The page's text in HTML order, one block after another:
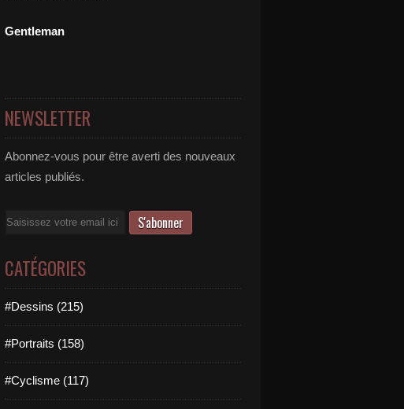
Gentleman
NEWSLETTER
Abonnez-vous pour être averti des nouveaux
articles publiés.
Email
CATÉGORIES
#Dessins (215)
#Portraits (158)
#Cyclisme (117)